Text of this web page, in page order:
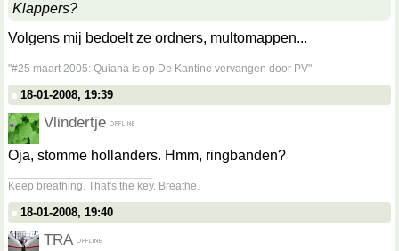
Klappers?
Volgens mij bedoelt ze ordners, multomappen...
"#25 maart 2005: Quiana is op De Kantine vervangen door PV"
18-01-2008, 19:39
Vlindertje
Oja, stomme hollanders. Hmm, ringbanden?
Keep breathing. That's the key. Breathe.
18-01-2008, 19:40
TRA